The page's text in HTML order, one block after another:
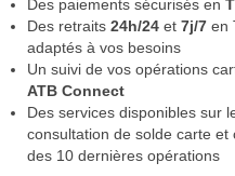
Des paiements sécurisés en
Des retraits 24h/24 et 7j/7 en
adaptés à vos besoins
Un suivi de vos opérations
ATB Connect
Des services disponibles sur
consultation de solde carte
des 10 dernières opérations